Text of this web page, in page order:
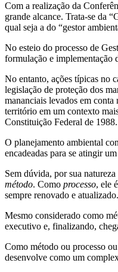
Com a realização da
grande alcance. Trata-se da
qual seja a do “gestor
No esteio do processo de
formulação e implementação
No entanto, ações típicas no
legislação de proteção dos
mananciais levados em
território em um contexto
Constituição Federal de
O planejamento ambiental
encadeadas para se atingir
Sem dúvida, por sua
método. Como processo, ele
sempre renovado e
Mesmo considerado como
executivo e, finalizando,
Como método ou processo
desenvolve como um